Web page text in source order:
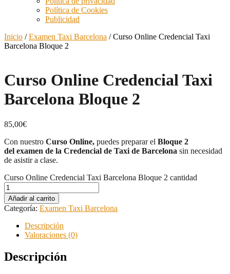
Política de Cookies
Publicidad
Inicio /Examen Taxi Barcelona / Curso Online Credencial Taxi
Barcelona Bloque 2
Curso Online Credencial Taxi
Barcelona Bloque 2
85,00€
Con nuestro Curso Online, puedes preparar el Bloque 2
del examen de la Credencial de Taxi de Barcelona sin necesidad
de asistir a clase.
Curso Online Credencial Taxi Barcelona Bloque 2 cantidad
Añadir al carrito
Categoría: Examen Taxi Barcelona
Descripción
Valoraciones (0)
Descripción